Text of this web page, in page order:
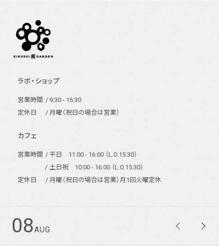
ラボ・ショップ
営業時間 / 9:30 - 16:30
定休日
/ 月曜（祝日の場合は営業）
カフェ
営業時間 / 平日 11:00 - 16:00 （L.O.15:30）
/ 土日祝 10:00 - 16:00 （L.O.15:30）
定休日
/ 月曜（祝日の場合は営業）月1回火曜定休
08AUG